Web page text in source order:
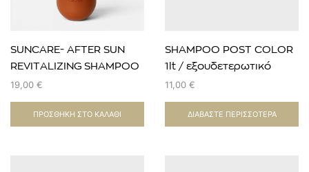
SUNCARE- AFTER SUN
REVITALIZING SHAMPOO
250 ml
19,00 €
ΠΡΟΣΘΉΚΗ ΣΤΟ ΚΑΛΆΘΙ
SHAMPOO POST COLOR
1lt / εξουδετερωτικό
βαφής
11,00 €
ΔΙΑΒΆΣΤΕ ΠΕΡΙΣΣΌΤΕΡΑ